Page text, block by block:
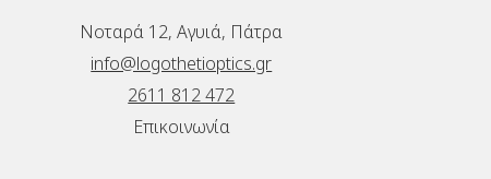
Νοταρά 12, Αγυιά, Πάτρα
info@logothetioptics.gr
2611 812 472
Επικοινωνία